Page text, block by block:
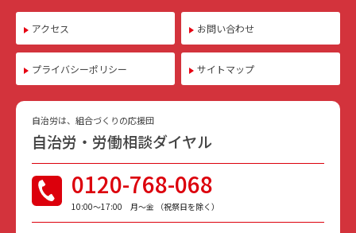
アクセス お問い合わせ
プライバシーポリシー サイトマップ
自治労は、組合づくりの応援団
自治労・労働相談ダイヤル
0120-768-068
10:00〜17:00 月〜金 （祝祭日を除く）